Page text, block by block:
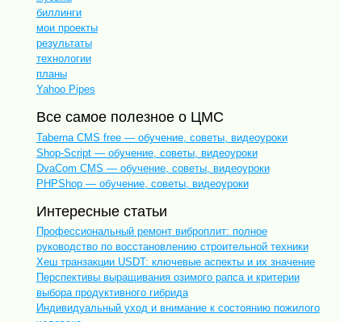
биллинги
мои проекты
результаты
технологии
планы
Yahoo Pipes
Все самое полезное о ЦМС
Taberna CMS free — обучение, советы, видеоуроки
Shop-Script — обучение, советы, видеоуроки
DvaCom CMS — обучение, советы, видеоуроки
PHPShop — обучение, советы, видеоуроки
Интересные статьи
Профессиональный ремонт виброплит: полное
руководство по восстановлению строительной техники
Хеш транзакции USDT: ключевые аспекты и их значение
Перспективы выращивания озимого рапса и критерии
выбора продуктивного гибрида
Индивидуальный уход и внимание к состоянию пожилого